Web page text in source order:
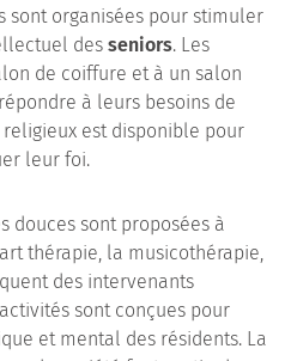
sont organisées pour stimuler
des seniors. Les
de coiffure et à un salon
à leurs besoins de
est disponible pour
leur foi.
douces sont proposées à
thérapie, la musicothérapie,
des intervenants
sont conçues pour
et mental des résidents. La